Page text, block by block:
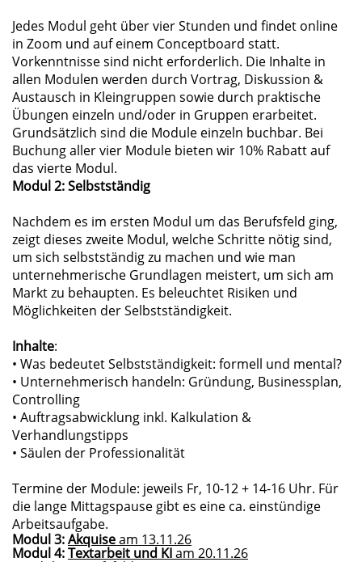
Jedes Modul geht über vier Stunden und findet online
in Zoom und auf einem Conceptboard statt.
Vorkenntnisse sind nicht erforderlich. Die Inhalte in
allen Modulen werden durch Vortrag, Diskussion &
Austausch in Kleingruppen sowie durch praktische
Übungen einzeln und/oder in Gruppen erarbeitet.
Grundsätzlich sind die Module einzeln buchbar. Bei
Buchung aller vier Module bieten wir 10% Rabatt auf
das vierte Modul.
Modul 2:Selbstständig
Nachdem es im ersten Modul um das Berufsfeld ging,
zeigt dieses zweite Modul, welche Schritte nötig sind,
um sich selbstständig zu machen und wie man
unternehmerische Grundlagen meistert, um sich am
Markt zu behaupten. Es beleuchtet Risiken und
Möglichkeiten der Selbstständigkeit.
Inhalte:
• Was bedeutet Selbstständigkeit: formell und mental?
• Unternehmerisch handeln: Gründung, Businessplan,
Controlling
• Auftragsabwicklung inkl. Kalkulation &
Verhandlungstipps
• Säulen der Professionalität
Termine der Module: jeweils Fr, 10-12 + 14-16 Uhr. Für
die lange Mittagspause gibt es eine ca. einstündige
Arbeitsaufgabe.
Modul 3:Akquiseam 13.11.26
Modul 4:Textarbeit und KIam 20.11.26